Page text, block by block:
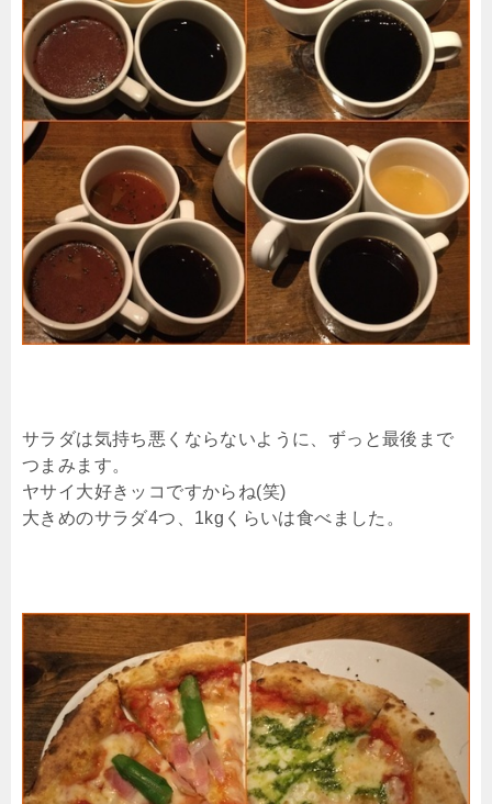
サラダは気持ち悪くならないように、ずっと最後まで
つまみます。
ヤサイ大好きッコですからね(笑)
大きめのサラダ4つ、1kgくらいは食べました。